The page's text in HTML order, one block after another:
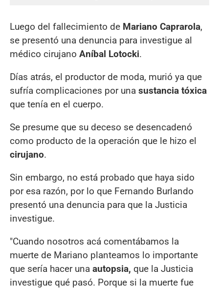
Luego del fallecimiento de Mariano Caprarola,
se presentó una denuncia para investigue al
médico cirujano Aníbal Lotocki.
Días atrás, el productor de moda, murió ya que
sufría complicaciones por una sustancia tóxica
que tenía en el cuerpo.
Se presume que su deceso se desencadenó
como producto de la operación que le hizo el
cirujano.
Sin embargo, no está probado que haya sido
por esa razón, por lo que Fernando Burlando
presentó una denuncia para que la Justicia
investigue.
"Cuando nosotros acá comentábamos la
muerte de Mariano planteamos lo importante
que sería hacer una autopsia, que la Justicia
investigue qué pasó. Porque si la muerte fue